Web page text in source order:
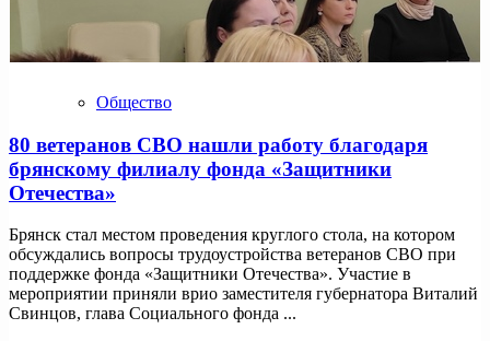
Общество
80 ветеранов СВО нашли работу благодаря
брянскому филиалу фонда «Защитники
Отечества»
Брянск стал местом проведения круглого стола, на котором
обсуждались вопросы трудоустройства ветеранов СВО при
поддержке фонда «Защитники Отечества». Участие в
мероприятии приняли врио заместителя губернатора Виталий
Свинцов, глава Социального фонда ...